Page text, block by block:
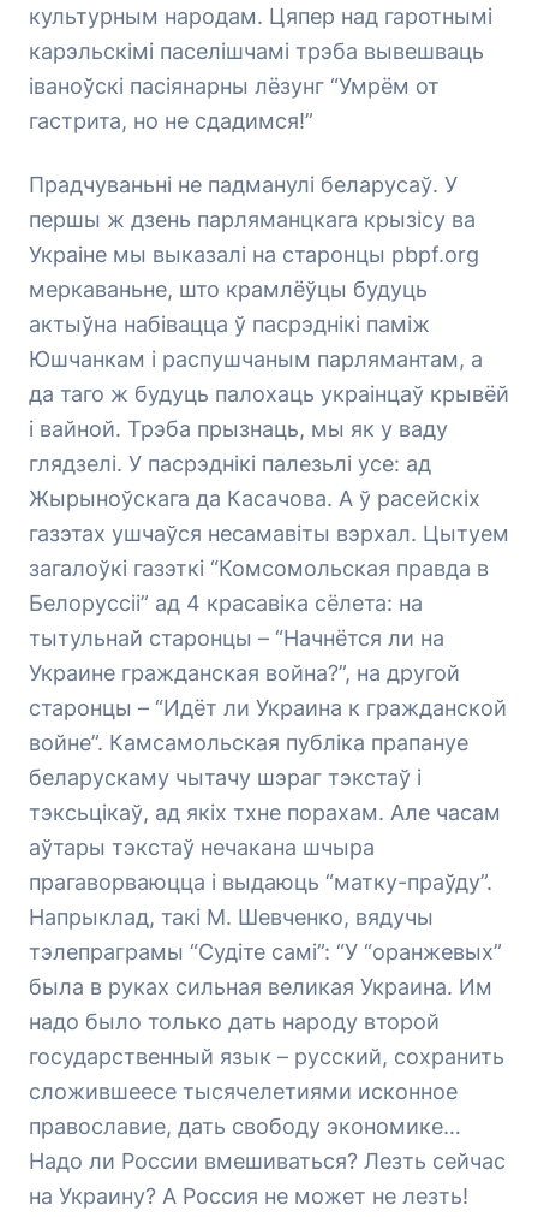
культурным народам. Цяпер над гаротнымі
карэльскімі паселішчамі трэба вывешваць
іваноўскі пасіянарны лёзунг “Умрём от
гастрита, но не сдадимся!”
Прадчуваньні не падманулі беларусаў. У
першы ж дзень парляманцкага крызісу ва
Украіне мы выказалі на старонцы pbpf.org
меркаваньне, што крамлёўцы будуць
актыўна набівацца ў пасрэднікі паміж
Юшчанкам і распушчаным парлямантам, а
да таго ж будуць палохаць украінцаў крывёй
і вайной. Трэба прызнаць, мы як у ваду
глядзелі. У пасрэднікі палезьлі усе: ад
Жырыноўскага да Касачова. А ў расейскіх
газэтах ушчаўся несамавіты вэрхал. Цытуем
загалоўкі газэткі “Комсомольская правда в
Белоруссіі” ад 4 красавіка сёлета: на
тытульнай старонцы – “Начнётся ли на
Украине гражданская война?”, на другой
старонцы – “Идёт ли Украина к гражданской
войне”. Камсамольская публіка прапануе
беларускаму чытачу шэраг тэкстаў і
тэксьцікаў, ад якіх тхне порахам. Але часам
аўтары тэкстаў нечакана шчыра
прагаворваюцца і выдаюць “матку-праўду”.
Напрыклад, такі М. Шевченко, вядучы
тэлепраграмы “Судіте самі”: “У “оранжевых”
была в руках сильная великая Украина. Им
надо было только дать народу второй
государственный язык – русский, сохранить
сложившеесе тысячелетиями исконное
православие, дать свободу экономике…
Надо ли России вмешиваться? Лезть сейчас
на Украину? А Россия не может не лезть!